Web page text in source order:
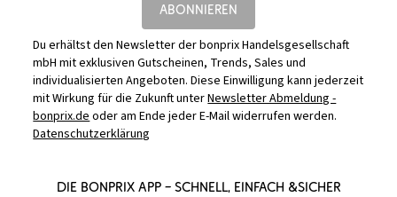
ABONNIEREN
Du erhältst den Newsletter der bonprix Handelsgesellschaft
mbH mit exklusiven Gutscheinen, Trends, Sales und
individualisierten Angeboten. Diese Einwilligung kann jederzeit
mit Wirkung für die Zukunft unterNewsletter Abmeldung -
bonprix.deoder am Ende jeder E-Mail widerrufen werden.
Datenschutzerklärung
DIE BONPRIX APP – SCHNELL, EINFACH &SICHER